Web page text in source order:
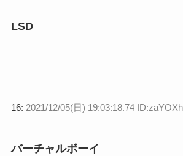
LSD
16: 2021/12/05(日) 19:03:18.74
バーチャルボーイ